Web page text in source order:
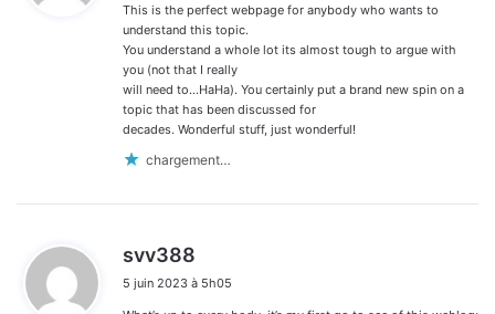
:
This is the perfect webpage for anybody who wants to
understand this topic.
You understand a whole lot its almost tough to argue with
you (not that I really
will need to…HaHa). You certainly put a brand new spin on a
topic that has been discussed for
decades. Wonderful stuff, just wonderful!
chargement…
svv388
t
5 juin 2023 à 5h05